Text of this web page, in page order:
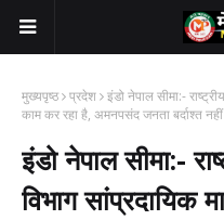
मुख्यपृष्ठ प्रदेश इंडो नेपाल सीमा:-
काम कर रहा है, अमनपसंद जनता बर्दाश्त
इंडो नेपाल सीमा:-
विभाग सांप्रदायिक